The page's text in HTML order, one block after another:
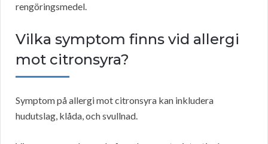
rengöringsmedel.
Vilka symptom finns vid allergi
mot citronsyra?
Symptom på allergi mot citronsyra kan inkludera
hudutslag, klåda, och svullnad.